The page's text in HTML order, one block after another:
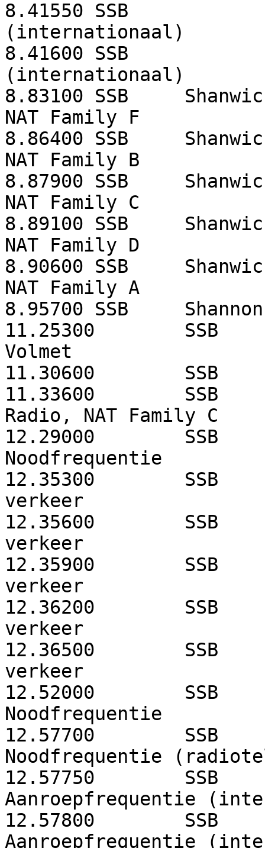
8.41550
SSB
(internationaal)
8.41600
SSB
(internationaal)
8.83100
SSB
NAT Family F
8.86400
SSB
NAT Family B
8.87900
SSB
NAT Family C
8.89100
SSB
NAT Family D
8.90600
SSB
NAT Family A
8.95700
SSB
Shannon
11.25300
SSB
Volmet
11.30600
SSB
11.33600
SSB
Radio, NAT Family C
12.29000
SSB
Noodfrequentie
12.35300
SSB
verkeer
12.35600
SSB
verkeer
12.35900
SSB
verkeer
12.36200
SSB
verkeer
12.36500
SSB
verkeer
12.52000
SSB
Noodfrequentie
12.57700
SSB
Noodfrequentie
12.57750
SSB
Aanroepfrequentie
12.57800
SSB
Aanroepfrequentie